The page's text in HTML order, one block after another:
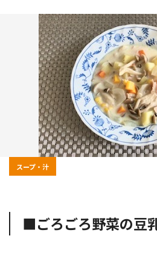
スープ・汁
■ごろごろ野菜の豆